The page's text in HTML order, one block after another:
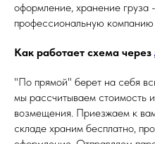
оформление, хранение груза
профессиональную
Как работает схема через
"По прямой" берет на себя
мы рассчитываем стоимость
возмещения. Приезжаем к
складе храним бесплатно,